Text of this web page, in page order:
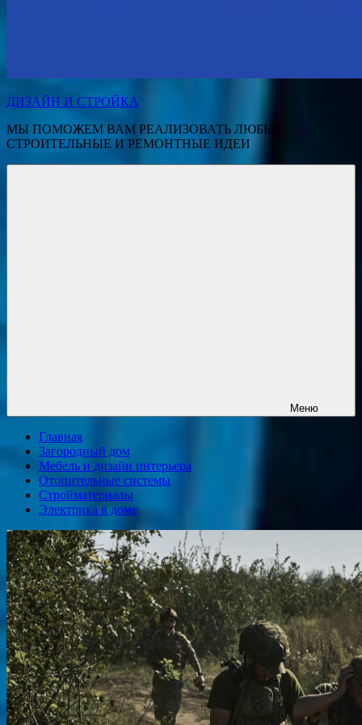
ДИЗАЙН И СТРОЙКА
МЫ ПОМОЖЕМ ВАМ РЕАЛИЗОВАТЬ ЛЮБЫЕ
СТРОИТЕЛЬНЫЕ И РЕМОНТНЫЕ ИДЕИ
Меню
Главная
Загородный дом
Мебель и дизайн интерьера
Отопительные системы
Стройматериалы
Электрика в доме